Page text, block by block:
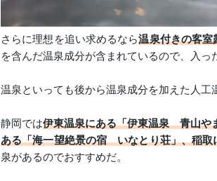
さらに理想を追い求めるなら温泉付きの客室
を含んだ温泉成分が含まれているので、入っ
温泉といっても後から温泉成分を加えた人工
静岡では伊東温泉にある「伊東温泉 青山や
ある「海一望絶景の宿 いなとり荘」、稲
泉があるのでおすすめだ。